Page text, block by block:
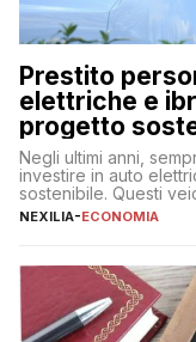
Prestito
elettriche e
progetto
Negli ultimi anni,
investire in auto
sostenibile. Questi
offrono vantaggi
fare se non […]
NEXILIA-ECONOMIA